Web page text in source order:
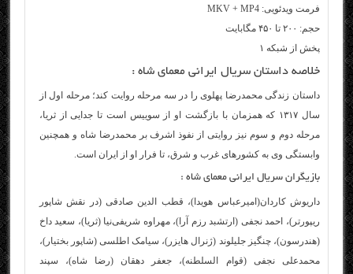
فرمت ویدئویی: MKV + MP4
حجم: ۲۰۰ تا ۴۵۰ مگابایت
پخش از شبکه ۱
خلاصه داستان سریال ایرانی معمای شاه :
داستان زندگی محمدرضا پهلوی را در سه مرحله روایت ‌کند؛ مرحله اول از
سال ۱۳۱۷ که همزمان با بازگشت او از سوییس است تا جدایی از ثریا،
مرحله دوم و سوم نیز روایتی از نفوذ اشرف بر محمدرضا شاه و همچنین
وابستگی وی به کشورهای غرب و شرق، تا فرار او از ایران است.
بازیگران سریال ایرانی معمای شاه :
داریوش کاردان(امیرعباس هویدا)، قطب الدین صادقی (در نقش شاپور
ریپورتر)، احمد نجفی (ارتشبد رزم آرا)، مهراوه شریفی‌نیا (ثریا)، سعید داخ
(هندرسون)، چنگیز جلیلوند (ژنرال هایزر)، سیامک اطلسی (شاپور بختیار)،
محمدعلی نجفی (قوام السلطنه)، جعفر دهقان (رضا شاه)، سپند